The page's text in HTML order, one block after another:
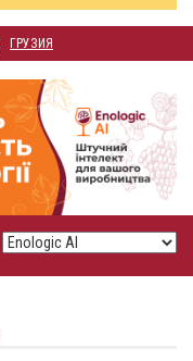
ГРУЗИЯ